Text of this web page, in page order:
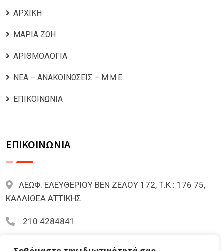
ΑΡΧΙΚΗ
ΜΑΡΙΑ ΖΩΗ
ΑΡΙΘΜΟΛΟΓΙΑ
ΝΕΑ – ΑΝΑΚΟΙΝΩΣΕΙΣ – Μ.Μ.Ε
ΕΠΙΚΟΙΝΩΝΙΑ
ΕΠΙΚΟΙΝΩΝΙΑ
ΛΕΩΦ. ΕΛΕΥΘΕΡΙΟΥ ΒΕΝΙΖΕΛΟΥ 172, Τ.Κ : 176 75,
ΚΑΛΛΙΘΕΑ ΑΤΤΙΚΗΣ
210 4284841
mariazoi.powernumbers@gmail.com